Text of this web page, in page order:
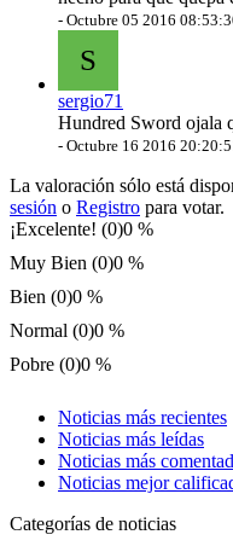
- Octubre 05 2016
S
sergio71
Hundred Sword ojala
- Octubre 16 2016
La valoración sólo está
sesión o Registro para votar.
¡Excelente! (0)0 %
Muy Bien (0)0 %
Bien (0)0 %
Normal (0)0 %
Pobre (0)0 %
Noticias más recientes
Noticias más leídas
Noticias más
Noticias mejor
Categorías de noticias